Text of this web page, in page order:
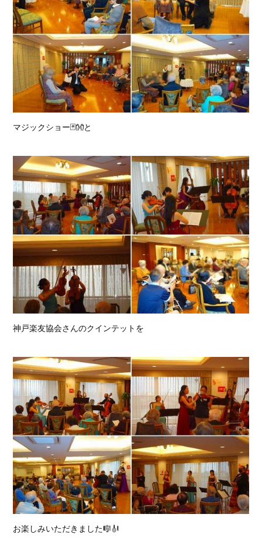
マジックショー🃏👐と
神戸楽友協会さんのクインテットを
お楽しみいただきました🎼🎻